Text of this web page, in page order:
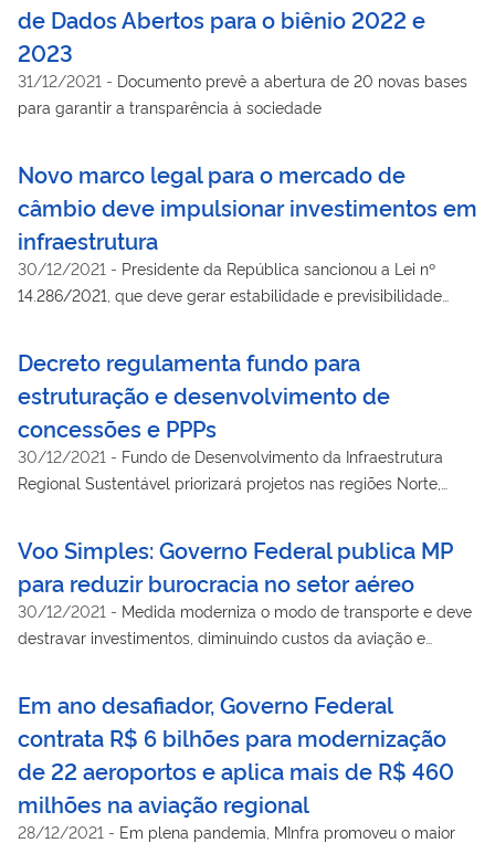
de Dados Abertos para o biênio 2022 e
2023
31/12/2021 - Documento prevê a abertura de 20 novas bases
para garantir a transparência à sociedade
Novo marco legal para o mercado de
câmbio deve impulsionar investimentos em
infraestrutura
30/12/2021 - Presidente da República sancionou a Lei nº
14.286/2021, que deve gerar estabilidade e previsibilidade
Decreto regulamenta fundo para
estruturação e desenvolvimento de
concessões e PPPs
30/12/2021 - Fundo de Desenvolvimento da Infraestrutura
Regional Sustentável priorizará projetos nas regiões Norte,
Voo Simples: Governo Federal publica MP
para reduzir burocracia no setor aéreo
30/12/2021 - Medida moderniza o modo de transporte e deve
destravar investimentos, diminuindo custos da aviação e
Em ano desafiador, Governo Federal
contrata R$ 6 bilhões para modernização
de 22 aeroportos e aplica mais de R$ 460
milhões na aviação regional
28/12/2021 - Em plena pandemia, MInfra promoveu o maior